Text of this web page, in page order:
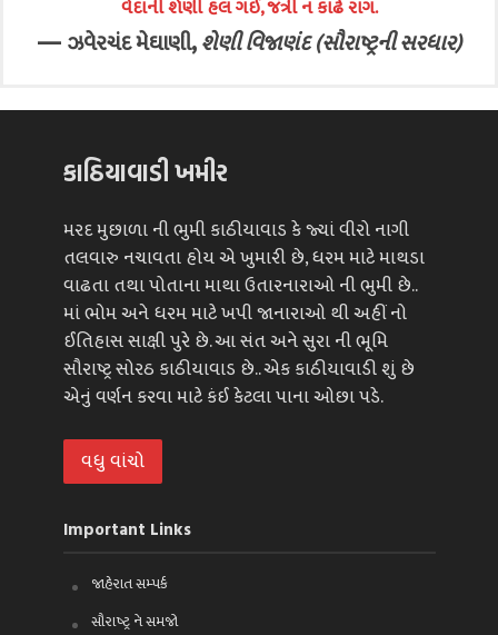
વેદાની શેણી હલ ગઈ, જંત્રી ન કાઢે રાગ.
—ઝવેરચંદ મેઘાણી,શેણી વિજાણંદ (સૌરાષ્ટ્રની સરધાર)
કાઠિયાવાડી ખમીર
મરદ મુછાળા ની ભુમી કાઠીયાવાડ કે જ્યાં વીરો નાગી
તલવારુ નચાવતા હોય એ ખુમારી છે, ધરમ માટે માથડા
વાઢતા તથા પોતાના માથા ઉતારનારાઓ ની ભુમી છે..
માં ભોમ અને ધરમ માટે ખપી જાનારાઓ થી અહીં નો
ઈતિહાસ સાક્ષી પુરે છે. આ સંત અને સુરા ની ભૂમિ
સૌરાષ્ટ્ર સોરઠ કાઠીયાવાડ છે.. એક કાઠીયાવાડી શું છે
એનું વર્ણન કરવા માટે કંઈ કેટલા પાના ઓછા પડે.
વધુ વાંચો
Important Links
જાહેરાત સમ્પર્ક
સૌરાષ્ટ્ર ને સમજો